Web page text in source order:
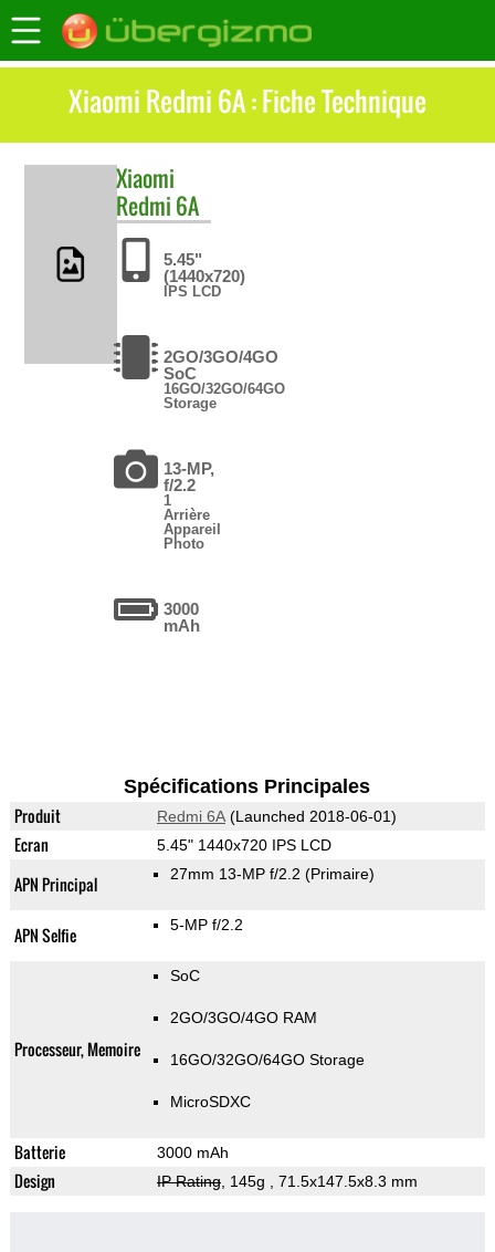
Xiaomi Redmi 6A : Fiche Technique
Xiaomi
Redmi 6A
5.45"
(1440x720)
IPS LCD
2GO/3GO/4GO
SoC
16GO/32GO/64GO
Storage
13-MP,
f/2.2
1
Arrière
Appareil
Photo
3000
mAh
Spécifications Principales
Produit Redmi 6A(Launched 2018-06-01)
Ecran 5.45" 1440x720 IPS LCD
APN Principal 27mm 13-MP f/2.2 (Primaire)
APN Selfie 5-MP f/2.2
Processeur, Memoire
SoC
2GO/3GO/4GO RAM
16GO/32GO/64GO Storage
MicroSDXC
Batterie 3000 mAh
Design IP Rating, 145g , 71.5x147.5x8.3 mm